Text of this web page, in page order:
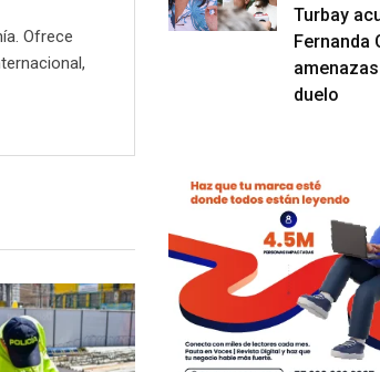
Ofrece
Turbay
Fernanda
duelo